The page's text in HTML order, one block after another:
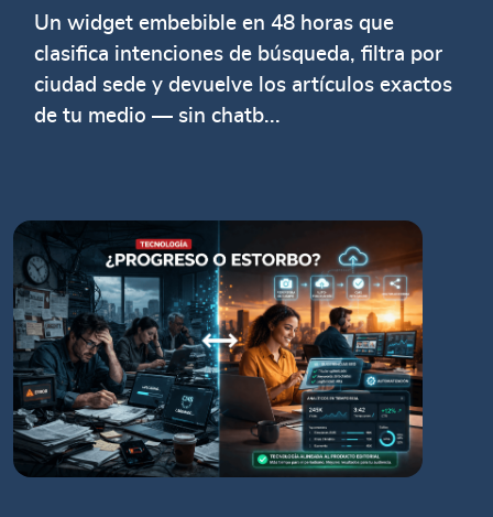
Un widget embebible en 48 horas que
clasifica intenciones de búsqueda, filtra por
ciudad sede y devuelve los artículos exactos
de tu medio — sin chatb...